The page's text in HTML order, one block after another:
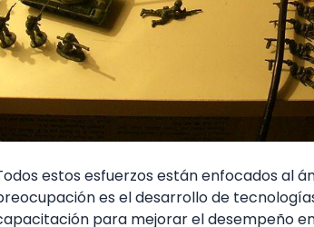
estos esfuerzos están enfocados al
es el desarrollo de
para mejorar el desempeño